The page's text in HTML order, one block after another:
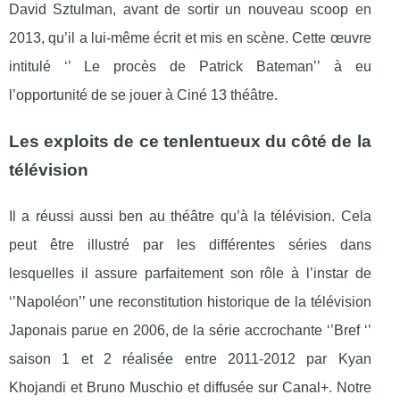
David Sztulman, avant de sortir un nouveau scoop en
2013, qu’il a lui-même écrit et mis en scène. Cette œuvre
intitulé ‘’ Le procès de Patrick Bateman’’ à eu
l’opportunité de se jouer à Ciné 13 théâtre.
Les exploits de ce tenlentueux du côté de la
télévision
Il a réussi aussi ben au théâtre qu’à la télévision. Cela
peut être illustré par les différentes séries dans
lesquelles il assure parfaitement son rôle à l’instar de
‘’Napoléon’’ une reconstitution historique de la télévision
Japonais parue en 2006, de la série accrochante ‘’Bref ‘’
saison 1 et 2 réalisée entre 2011-2012 par Kyan
Khojandi et Bruno Muschio et diffusée sur Canal+. Notre